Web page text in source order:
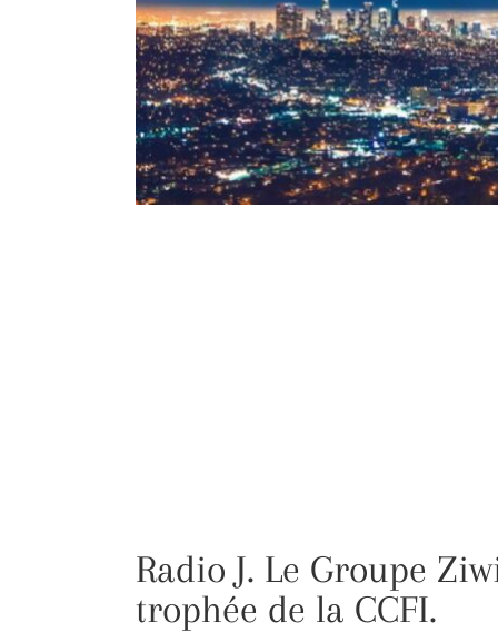
Radio J. Le Groupe
trophée de la CCFI.